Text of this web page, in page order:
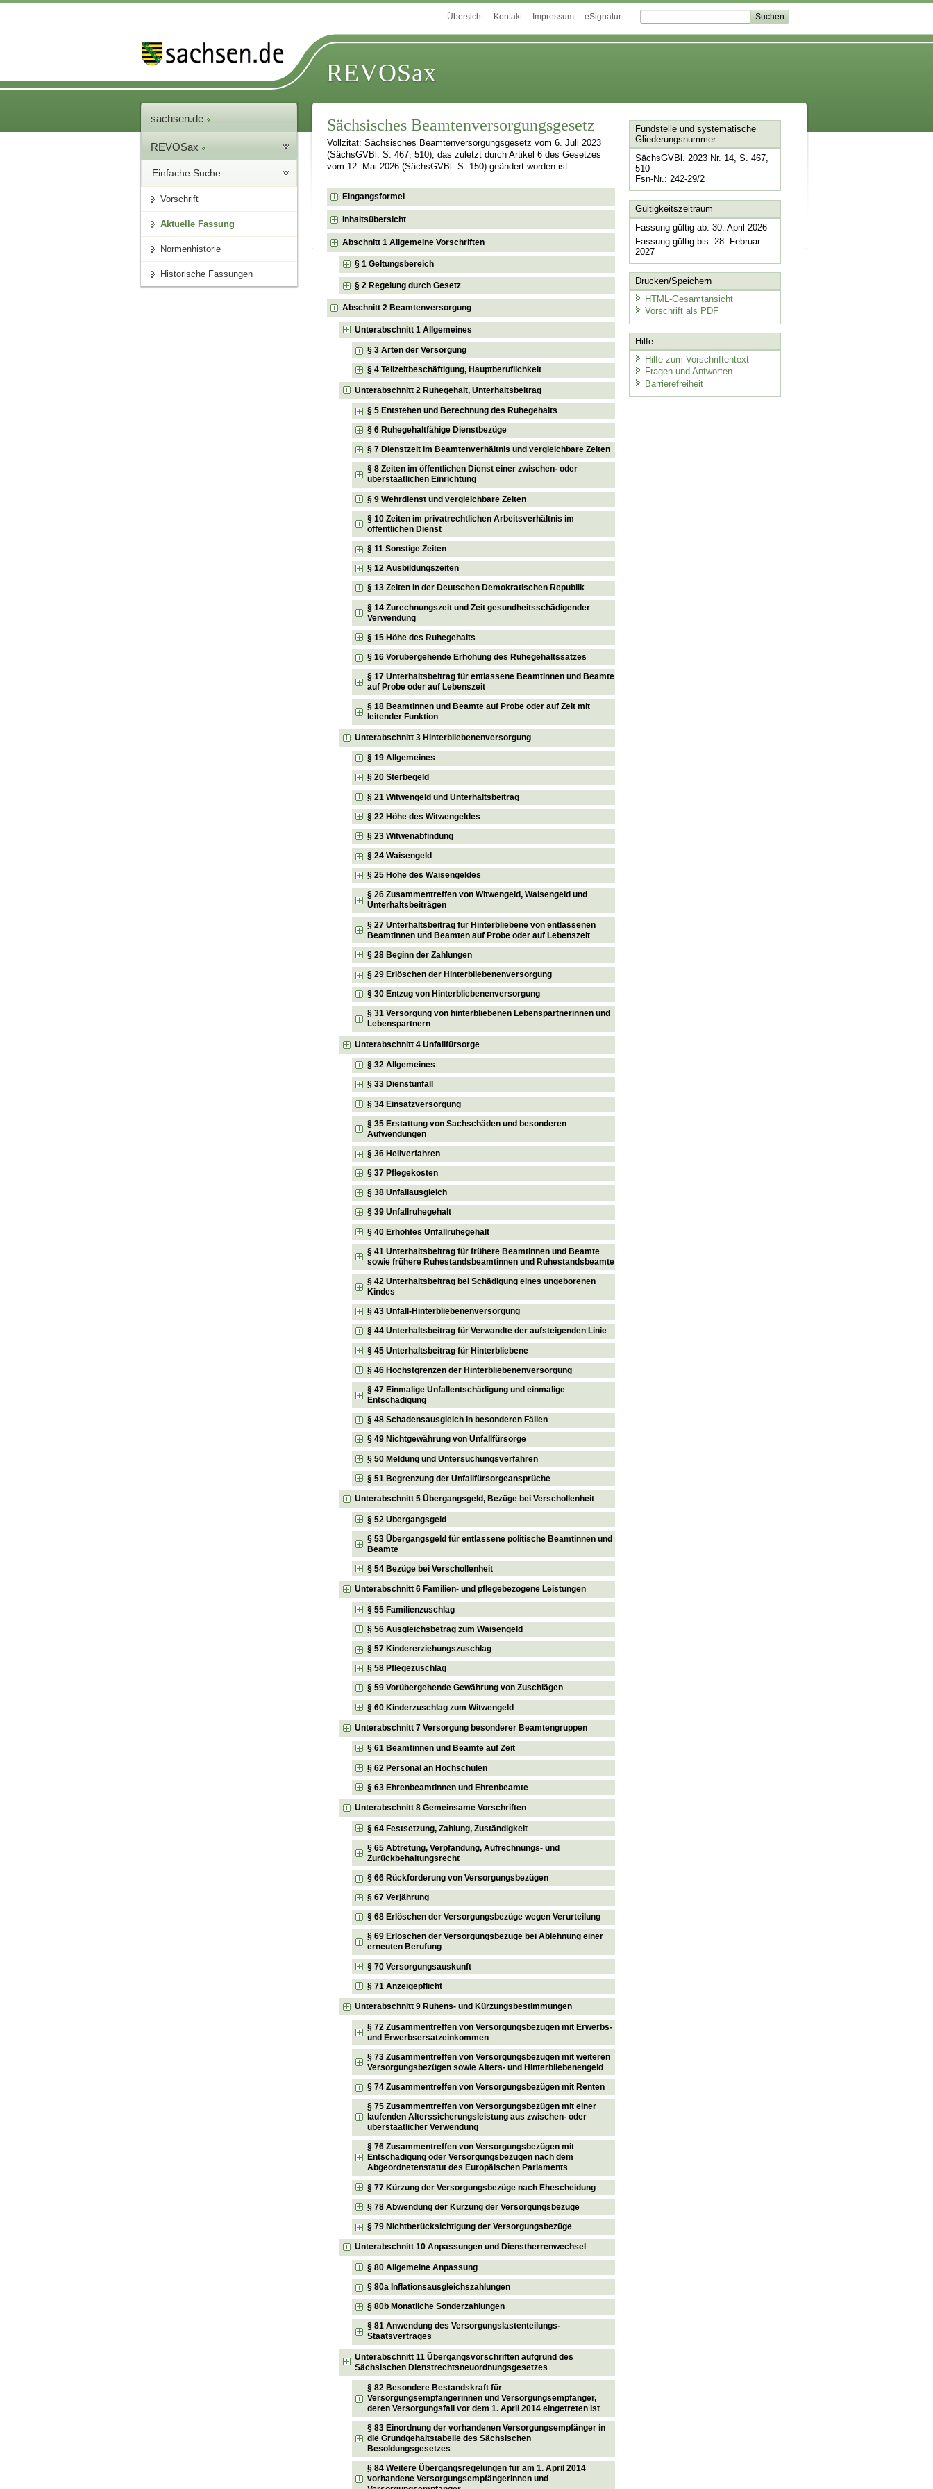
Übersicht Kontakt Impressum eSignatur
REVOSax
sachsen.de
REVOSax
Einfache Suche
Vorschrift
Aktuelle Fassung
Normenhistorie
Historische Fassungen
Sächsisches Beamtenversorgungsgesetz
Vollzitat: Sächsisches Beamtenversorgungsgesetz vom 6. Juli 2023
(SächsGVBl. S. 467, 510), das zuletzt durch Artikel 6 des Gesetzes
vom 12. Mai 2026 (SächsGVBl. S. 150) geändert worden ist
Eingangsformel
Inhaltsübersicht
Abschnitt 1 Allgemeine Vorschriften
§ 1 Geltungsbereich
§ 2 Regelung durch Gesetz
Abschnitt 2 Beamtenversorgung
Unterabschnitt 1 Allgemeines
§ 3 Arten der Versorgung
§ 4 Teilzeitbeschäftigung, Hauptberuflichkeit
Unterabschnitt 2 Ruhegehalt, Unterhaltsbeitrag
§ 5 Entstehen und Berechnung des Ruhegehalts
§ 6 Ruhegehaltfähige Dienstbezüge
§ 7 Dienstzeit im Beamtenverhältnis und vergleichbare Zeiten
§ 8 Zeiten im öffentlichen Dienst einer zwischen- oder
überstaatlichen Einrichtung
§ 9 Wehrdienst und vergleichbare Zeiten
§ 10 Zeiten im privatrechtlichen Arbeitsverhältnis im
öffentlichen Dienst
§ 11 Sonstige Zeiten
§ 12 Ausbildungszeiten
§ 13 Zeiten in der Deutschen Demokratischen Republik
§ 14 Zurechnungszeit und Zeit gesundheitsschädigender
Verwendung
§ 15 Höhe des Ruhegehalts
§ 16 Vorübergehende Erhöhung des Ruhegehaltssatzes
§ 17 Unterhaltsbeitrag für entlassene Beamtinnen und Beamte
auf Probe oder auf Lebenszeit
§ 18 Beamtinnen und Beamte auf Probe oder auf Zeit mit
leitender Funktion
Unterabschnitt 3 Hinterbliebenenversorgung
§ 19 Allgemeines
§ 20 Sterbegeld
§ 21 Witwengeld und Unterhaltsbeitrag
§ 22 Höhe des Witwengeldes
§ 23 Witwenabfindung
§ 24 Waisengeld
§ 25 Höhe des Waisengeldes
§ 26 Zusammentreffen von Witwengeld, Waisengeld und
Unterhaltsbeiträgen
§ 27 Unterhaltsbeitrag für Hinterbliebene von entlassenen
Beamtinnen und Beamten auf Probe oder auf Lebenszeit
§ 28 Beginn der Zahlungen
§ 29 Erlöschen der Hinterbliebenenversorgung
§ 30 Entzug von Hinterbliebenenversorgung
§ 31 Versorgung von hinterbliebenen Lebenspartnerinnen und
Lebenspartnern
Unterabschnitt 4 Unfallfürsorge
§ 32 Allgemeines
§ 33 Dienstunfall
§ 34 Einsatzversorgung
§ 35 Erstattung von Sachschäden und besonderen
Aufwendungen
§ 36 Heilverfahren
§ 37 Pflegekosten
§ 38 Unfallausgleich
§ 39 Unfallruhegehalt
§ 40 Erhöhtes Unfallruhegehalt
§ 41 Unterhaltsbeitrag für frühere Beamtinnen und Beamte
sowie frühere Ruhestandsbeamtinnen und Ruhestandsbeamte
§ 42 Unterhaltsbeitrag bei Schädigung eines ungeborenen
Kindes
§ 43 Unfall-Hinterbliebenenversorgung
§ 44 Unterhaltsbeitrag für Verwandte der aufsteigenden Linie
§ 45 Unterhaltsbeitrag für Hinterbliebene
§ 46 Höchstgrenzen der Hinterbliebenenversorgung
§ 47 Einmalige Unfallentschädigung und einmalige
Entschädigung
§ 48 Schadensausgleich in besonderen Fällen
§ 49 Nichtgewährung von Unfallfürsorge
§ 50 Meldung und Untersuchungsverfahren
§ 51 Begrenzung der Unfallfürsorgeansprüche
Unterabschnitt 5 Übergangsgeld, Bezüge bei Verschollenheit
§ 52 Übergangsgeld
§ 53 Übergangsgeld für entlassene politische Beamtinnen und
Beamte
§ 54 Bezüge bei Verschollenheit
Unterabschnitt 6 Familien- und pflegebezogene Leistungen
§ 55 Familienzuschlag
§ 56 Ausgleichsbetrag zum Waisengeld
§ 57 Kindererziehungszuschlag
§ 58 Pflegezuschlag
§ 59 Vorübergehende Gewährung von Zuschlägen
§ 60 Kinderzuschlag zum Witwengeld
Unterabschnitt 7 Versorgung besonderer Beamtengruppen
§ 61 Beamtinnen und Beamte auf Zeit
§ 62 Personal an Hochschulen
§ 63 Ehrenbeamtinnen und Ehrenbeamte
Unterabschnitt 8 Gemeinsame Vorschriften
§ 64 Festsetzung, Zahlung, Zuständigkeit
§ 65 Abtretung, Verpfändung, Aufrechnungs- und
Zurückbehaltungsrecht
§ 66 Rückforderung von Versorgungsbezügen
§ 67 Verjährung
§ 68 Erlöschen der Versorgungsbezüge wegen Verurteilung
§ 69 Erlöschen der Versorgungsbezüge bei Ablehnung einer
erneuten Berufung
§ 70 Versorgungsauskunft
§ 71 Anzeigepflicht
Unterabschnitt 9 Ruhens- und Kürzungsbestimmungen
§ 72 Zusammentreffen von Versorgungsbezügen mit Erwerbs-
und Erwerbsersatzeinkommen
§ 73 Zusammentreffen von Versorgungsbezügen mit weiteren
Versorgungsbezügen sowie Alters- und Hinterbliebenengeld
§ 74 Zusammentreffen von Versorgungsbezügen mit Renten
§ 75 Zusammentreffen von Versorgungsbezügen mit einer
laufenden Alterssicherungsleistung aus zwischen- oder
überstaatlicher Verwendung
§ 76 Zusammentreffen von Versorgungsbezügen mit
Entschädigung oder Versorgungsbezügen nach dem
Abgeordnetenstatut des Europäischen Parlaments
§ 77 Kürzung der Versorgungsbezüge nach Ehescheidung
§ 78 Abwendung der Kürzung der Versorgungsbezüge
§ 79 Nichtberücksichtigung der Versorgungsbezüge
Unterabschnitt 10 Anpassungen und Dienstherrenwechsel
§ 80 Allgemeine Anpassung
§ 80a Inflationsausgleichszahlungen
§ 80b Monatliche Sonderzahlungen
§ 81 Anwendung des Versorgungslastenteilungs-
Staatsvertrages
Unterabschnitt 11 Übergangsvorschriften aufgrund des
Sächsischen Dienstrechtsneuordnungsgesetzes
§ 82 Besondere Bestandskraft für
Versorgungsempfängerinnen und Versorgungsempfänger,
deren Versorgungsfall vor dem 1. April 2014 eingetreten ist
§ 83 Einordnung der vorhandenen Versorgungsempfänger in
die Grundgehaltstabelle des Sächsischen
Besoldungsgesetzes
§ 84 Weitere Übergangsregelungen für am 1. April 2014
vorhandene Versorgungsempfängerinnen und
Fundstelle und systematische
Gliederungsnummer
SächsGVBl. 2023 Nr. 14, S. 467,
510
Fsn-Nr.: 242-29/2
Gültigkeitszeitraum
Fassung gültig ab: 30. April 2026
Fassung gültig bis: 28. Februar
2027
Drucken/Speichern
HTML-Gesamtansicht
Vorschrift als PDF
Hilfe
Hilfe zum Vorschriftentext
Fragen und Antworten
Barrierefreiheit